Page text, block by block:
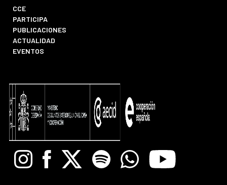
CCE
PARTICIPA
PUBLICACIONES
ACTUALIDAD
EVENTOS
InstagramFacebook
X Spotify WhatsappYoutube